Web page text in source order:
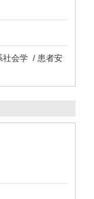
社会学 / 患者安